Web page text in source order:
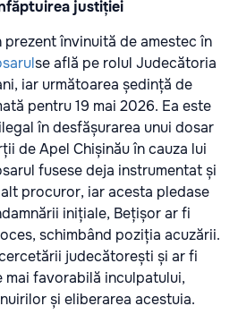
justiției
învinuită de amestec în
se află pe rolul Judecătoria
iar următoarea ședință de
pentru 19 mai 2026. Ea este
în desfășurarea unui dosar
de Apel Chișinău în cauza lui
fusese deja instrumentat și
procuror, iar acesta pledase
inițiale, Bețișor ar fi
schimbând poziția acuzării.
judecătorești și ar fi
favorabilă inculpatului,
și eliberarea acestuia.